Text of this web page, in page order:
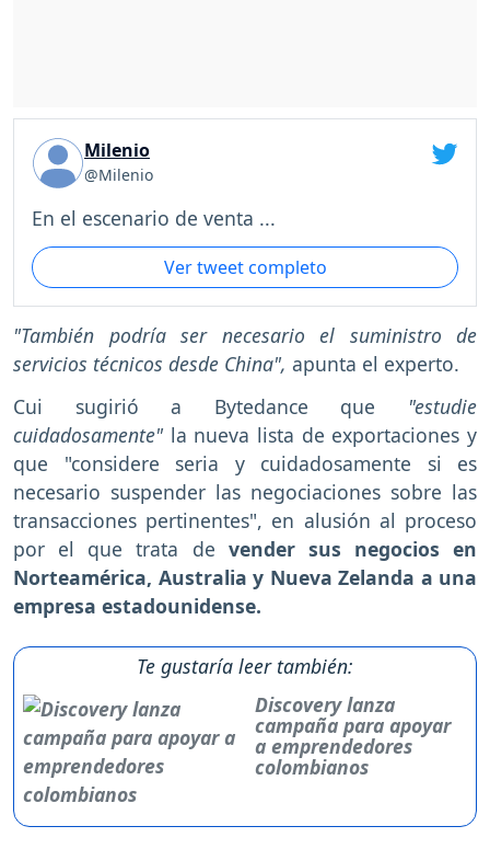
Milenio
@Milenio
En el escenario de venta ...
Ver tweet completo
"También podría ser necesario el suministro de
servicios técnicos desde China", apunta el experto.
Cui sugirió a Bytedance que "estudie
cuidadosamente" la nueva lista de exportaciones y
que "considere seria y cuidadosamente si es
necesario suspender las negociaciones sobre las
transacciones pertinentes", en alusión al proceso
por el que trata de vender sus negocios en
Norteamérica, Australia y Nueva Zelanda a una
empresa estadounidense.
Te gustaría leer también:
Discovery lanza
campaña para apoyar
a emprendedores
colombianos